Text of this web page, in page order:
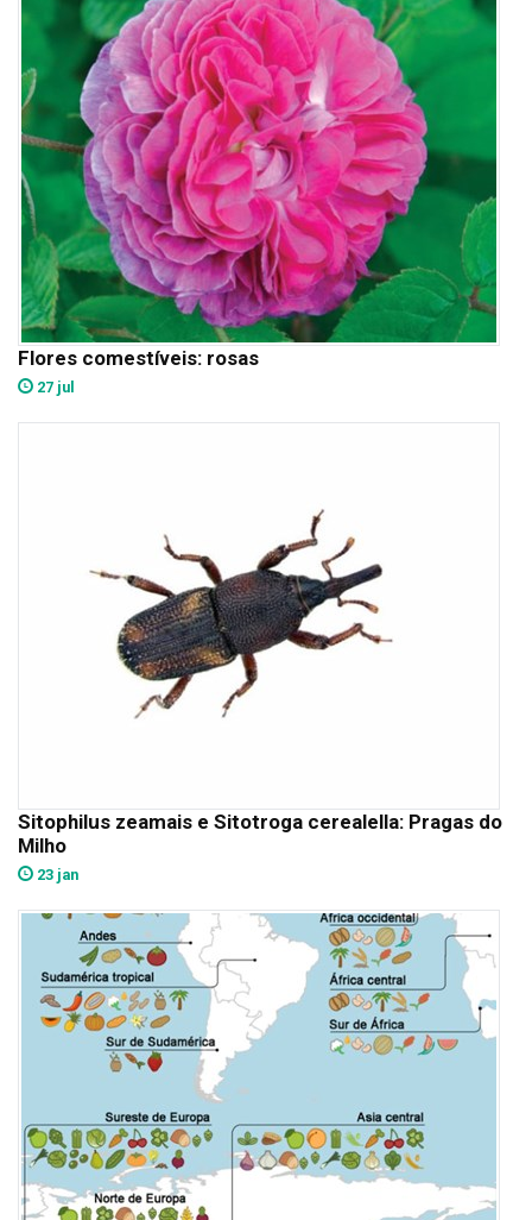
Flores comestíveis: rosas
27 jul
Sitophilus zeamais e Sitotroga cerealella: Pragas do
Milho
23 jan